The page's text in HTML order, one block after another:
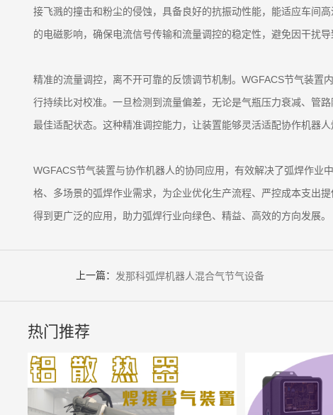
接飞溅的撞击和粉尘的侵蚀，具备良好的抗振动性能，能适应车间
的电磁影响，确保电流信号传输和流量调控的稳定性，避免因干扰
精准的流量调控，离不开可靠的反馈调节机制。WGFACS节气装
行持续比对校准。一旦检测到流量偏差，无论是气瓶压力衰减、管
最佳适配状态。这种精准调控能力，让装置能够灵活适配协作机器
WGFACS节气装置与协作机器人的协同应用，有效解决了弧焊作
格、多场景的弧焊作业需求，为企业优化生产流程、严控成本支出
得到更广泛的应用，助力弧焊行业向绿色、精益、高效的方向发展。
上一篇： 发那科弧焊机器人混合气节气设备
热门推荐